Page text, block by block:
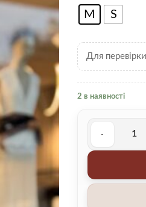
M S
Для
2 в наявності